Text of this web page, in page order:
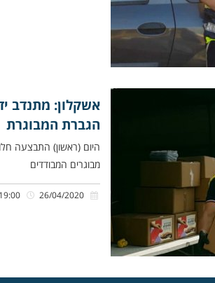
אשקלון: מתנדב
הגברת המבוגרת
היום (ראשון) התבצעה
מבוגרים המבודדים